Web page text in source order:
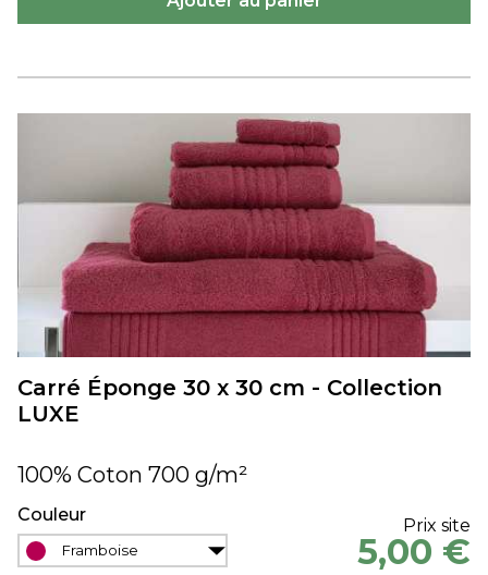
Carré Éponge 30 x 30 cm - Collection
LUXE
100% Coton 700 g/m²
Couleur
Framboise
Prix site
5,00 €